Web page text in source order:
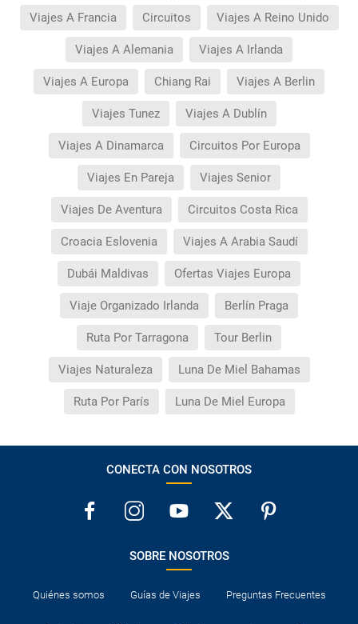
Viajes A Francia Circuitos Viajes A Reino Unido
Viajes A Alemania Viajes A Irlanda
Viajes A Europa Chiang Rai Viajes A Berlin
Viajes Tunez Viajes A Dublín
Viajes A Dinamarca Circuitos Por Europa
Viajes En Pareja Viajes Senior
Viajes De Aventura Circuitos Costa Rica
Croacia Eslovenia Viajes A Arabia Saudí
Dubái Maldivas Ofertas Viajes Europa
Viaje Organizado Irlanda Berlín Praga
Ruta Por Tarragona Tour Berlin
Viajes Naturaleza Luna De Miel Bahamas
Ruta Por París Luna De Miel Europa
CONECTA CON NOSOTROS
SOBRE NOSOTROS
Quiénes somos Guías de Viajes Preguntas Frecuentes